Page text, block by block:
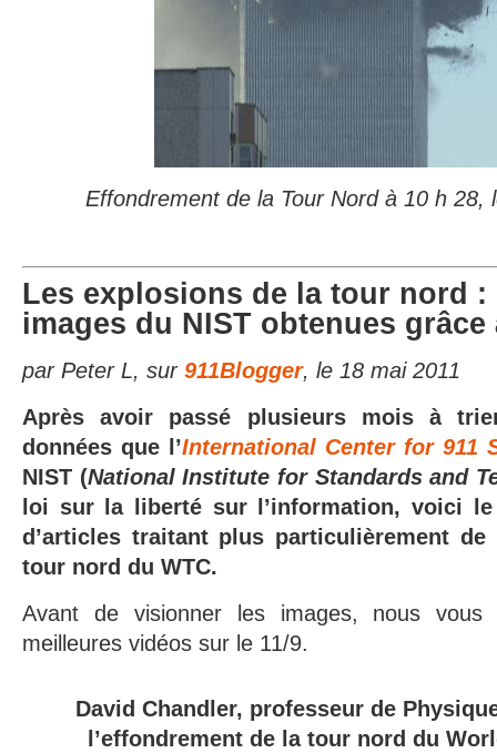
Effondrement de la Tour Nord à 10 h 28,
Les explosions de la tour nord :
images du NIST obtenues grâce
par Peter L, sur 911Blogger, le 18 mai 2011
Après avoir passé plusieurs mois à
données que l’International Center for 911
NIST (National Institute for Standards and
loi sur la liberté sur l’information, voici le
d’articles traitant plus particulièrement de
tour nord du WTC.
Avant de visionner les images, nous vous
meilleures vidéos sur le 11/9.
David Chandler, professeur de
l’effondrement de la tour nord du